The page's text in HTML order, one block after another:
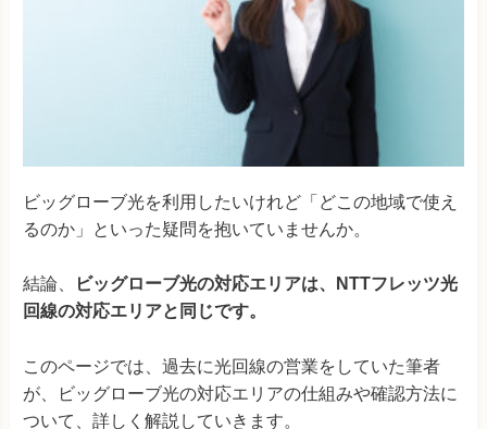
ビッグローブ光を利用したいけれど「どこの地域で使え
るのか」といった疑問を抱いていませんか。
結論、
ビッグローブ光の対応エリアは、NTTフレッツ光
回線の対応エリアと同じです。
このページでは、過去に光回線の営業をしていた筆者
が、ビッグローブ光の対応エリアの仕組みや確認方法に
ついて、詳しく解説していきます。